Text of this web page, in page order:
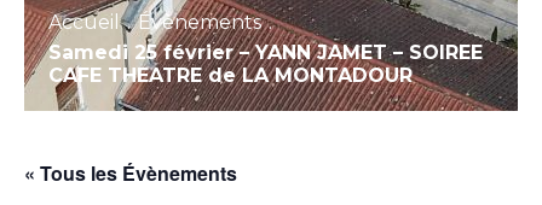
Accueil . Évènements .
Samedi 25 février – YANN JAMET – SOIREE
CAFE THEATRE de LA MONTADOUR
« Tous les Évènements